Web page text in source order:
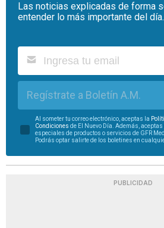
Las noticias explicadas de forma
entender lo más importante del día.
Regístrate a Boletín A.M.
Al someter tu correo electrónico, aceptas la
Condiciones de El Nuevo Día. Además,
especiales de productos o servicios de GFR
Podrás optar salirte de los boletines en
PUBLICIDAD